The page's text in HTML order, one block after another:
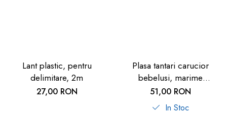
Lant plastic, pentru
delimitare, 2m
27,00 RON
Plasa tantari carucior
bebelusi, marime
universala, neagra, Reer
BiteSafe
51,00 RON
In Stoc